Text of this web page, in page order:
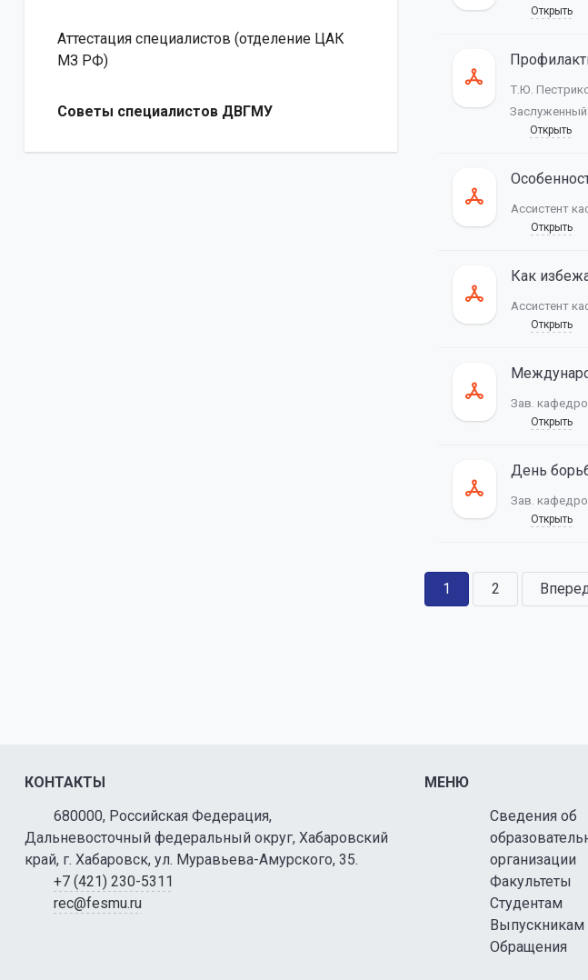
Аттестация специалистов (отделение ЦАК
МЗ РФ)
Советы специалистов ДВГМУ
Открыть
Т.Ю.
Открыть
Ассистент
Открыть
Как
Ассистент
Открыть
Зав.
Открыть
День
Зав.
Открыть
1 2
КОНТАКТЫ
680000, Российская Федерация,
Дальневосточный федеральный округ, Хабаровский
край, г. Хабаровск, ул. Муравьева-Амурского, 35.
+7 (421) 230-5311
rec@fesmu.ru
МЕНЮ
Сведения об
организации
Факультеты
Студентам
Выпускникам
Обращения